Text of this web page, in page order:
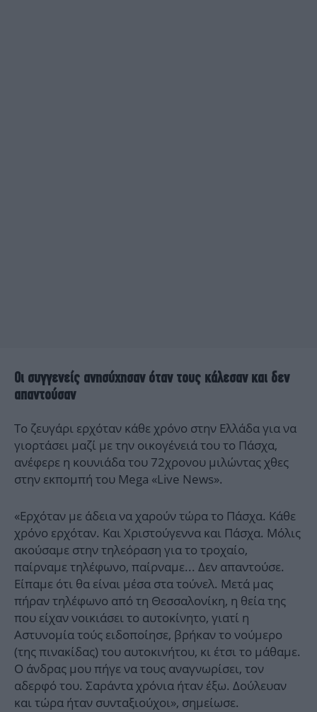
Οι συγγενείς ανησύχησαν όταν τους κάλεσαν και δεν
απαντούσαν
Το ζευγάρι ερχόταν κάθε χρόνο στην Ελλάδα για να
γιορτάσει μαζί με την οικογένειά του το Πάσχα,
ανέφερε η κουνιάδα του 72χρονου μιλώντας χθες
στην εκπομπή του Mega «Live News».
«Ερχόταν με άδεια να χαρούν τώρα το Πάσχα. Κάθε
χρόνο ερχόταν. Και Χριστούγεννα και Πάσχα. Μόλις
ακούσαμε στην τηλεόραση για το τροχαίο,
παίρναμε τηλέφωνο, παίρναμε... Δεν απαντούσε.
Είπαμε ότι θα είναι μέσα στα τούνελ. Μετά μας
πήραν τηλέφωνο από τη Θεσσαλονίκη, η θεία της
που είχαν νοικιάσει το αυτοκίνητο, γιατί η
Αστυνομία τούς ειδοποίησε, βρήκαν το νούμερο
(της πινακίδας) του αυτοκινήτου, κι έτσι το μάθαμε.
Ο άνδρας μου πήγε να τους αναγνωρίσει, τον
αδερφό του. Σαράντα χρόνια ήταν έξω. Δούλευαν
και τώρα ήταν συνταξιούχοι», σημείωσε.